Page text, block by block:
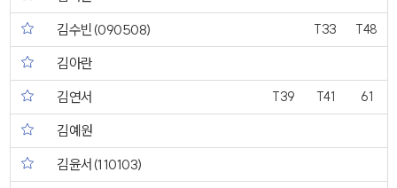
김수빈(090508)
T33 T48
김아란
김연서
T39 T41 61
김예원
김윤서(110103)